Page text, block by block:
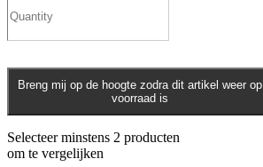
Breng mij op de hoogte zodra dit artikel weer op
voorraad is
Selecteer minstens 2 producten
om te vergelijken